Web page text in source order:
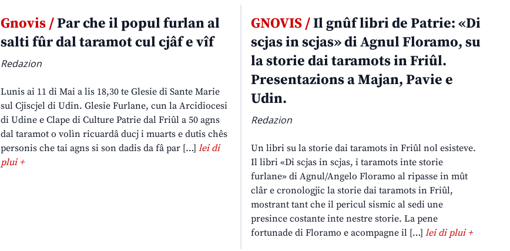
Gnovis /Par che il popul furlan al
salti fûr dal taramot cul cjâf e vîf
Redazion
Lunis ai 11 di Mai a lis 18,30 te Glesie di Sante Marie
sul Cjiscjel di Udin. Glesie Furlane, cun la Arcidiocesi
di Udine e Clape di Culture Patrie dal Friûl a 50 agns
dal taramot o volìn ricuardâ ducj i muarts e dutis chês
personis che tai agns si son dadis da fâ par […] lei di
plui +
GNOVIS /Il gnûf libri de Patrie: «Di
scjas in scjas» di Agnul Floramo, su
la storie dai taramots in Friûl.
Presentazions a Majan, Pavie e
Udin.
Redazion
Un libri su la storie dai taramots in Friûl nol esisteve.
Il libri «Di scjas in scjas, i taramots inte storie
furlane» di Agnul/Angelo Floramo al ripasse in mût
clâr e cronologjic la storie dai taramots in Friûl,
mostrant tant che il pericul sismic al sedi une
presince costante inte nestre storie. La pene
fortunade di Floramo e acompagne il […]lei di plui +